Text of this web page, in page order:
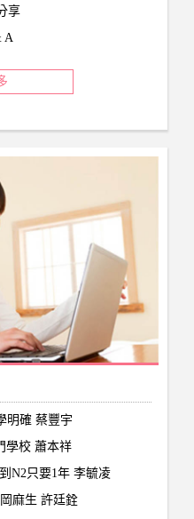
享
A
明確 蔡豐宇
學校 蕭本祥
N2只要1年 李毓凌
麻生 許廷銓